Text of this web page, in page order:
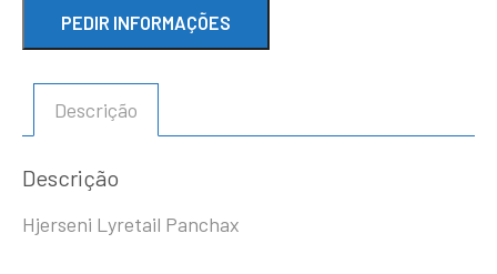
Descrição
Descrição
Hjerseni Lyretail Panchax